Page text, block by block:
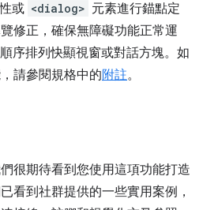
或 <dialog> 元素進行錨點定
修正，確保無障礙功能正常運
序排列快顯視窗或對話方塊。如
請參閱規格中的附註。
很期待看到您使用這項功能打造
看到社群提供的一些實用案例，